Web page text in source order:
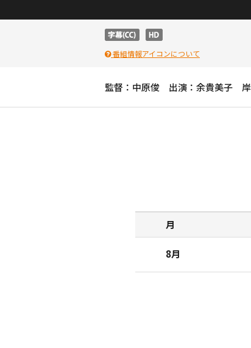
番組情報アイコンについて
監督：中原俊 出演：余貴美子
月
8月